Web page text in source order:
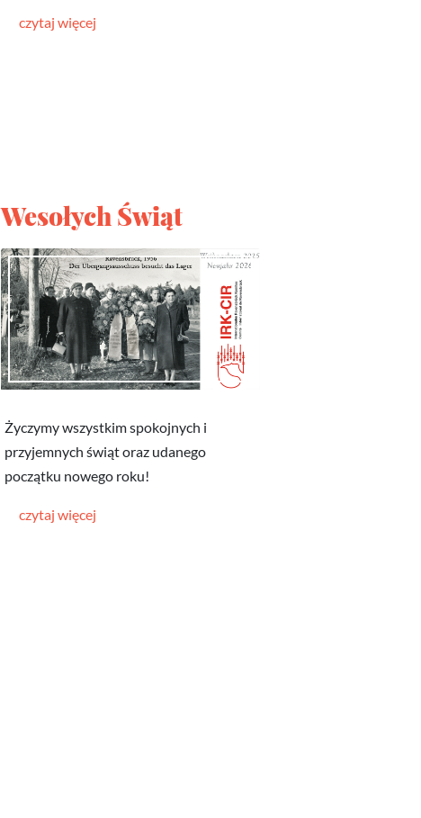
czytaj więcej
Wesołych Świąt
Życzymy wszystkim spokojnych i
przyjemnych świąt oraz udanego
początku nowego roku!
czytaj więcej